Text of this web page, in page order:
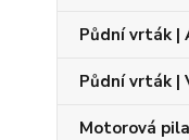
Půdní vrták |
Půdní vrták |
Motorová